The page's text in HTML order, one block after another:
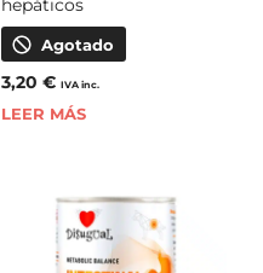
hepáticos
Agotado
3,20 € IVA inc.
LEER MÁS